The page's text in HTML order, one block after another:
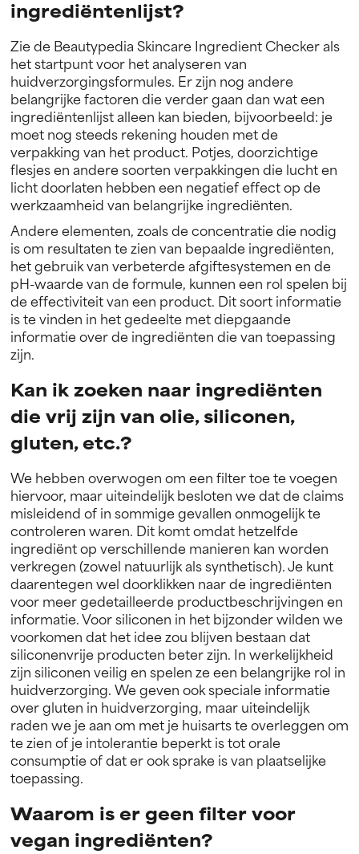
ingrediëntenlijst?
Zie de Beautypedia Skincare Ingredient Checker als
het startpunt voor het analyseren van
huidverzorgingsformules. Er zijn nog andere
belangrijke factoren die verder gaan dan wat een
ingrediëntenlijst alleen kan bieden, bijvoorbeeld: je
moet nog steeds rekening houden met de
verpakking van het product. Potjes, doorzichtige
flesjes en andere soorten verpakkingen die lucht en
licht doorlaten hebben een negatief effect op de
werkzaamheid van belangrijke ingrediënten.
Andere elementen, zoals de concentratie die nodig
is om resultaten te zien van bepaalde ingrediënten,
het gebruik van verbeterde afgiftesystemen en de
pH-waarde van de formule, kunnen een rol spelen bij
de effectiviteit van een product. Dit soort informatie
is te vinden in het gedeelte met diepgaande
informatie over de ingrediënten die van toepassing
zijn.
Kan ik zoeken naar ingrediënten
die vrij zijn van olie, siliconen,
gluten, etc.?
We hebben overwogen om een filter toe te voegen
hiervoor, maar uiteindelijk besloten we dat de claims
misleidend of in sommige gevallen onmogelijk te
controleren waren. Dit komt omdat hetzelfde
ingrediënt op verschillende manieren kan worden
verkregen (zowel natuurlijk als synthetisch). Je kunt
daarentegen wel doorklikken naar de ingrediënten
voor meer gedetailleerde productbeschrijvingen en
informatie. Voor siliconen in het bijzonder wilden we
voorkomen dat het idee zou blijven bestaan dat
siliconenvrije producten beter zijn. In werkelijkheid
zijn siliconen veilig en spelen ze een belangrijke rol in
huidverzorging. We geven ook speciale informatie
over gluten in huidverzorging, maar uiteindelijk
raden we je aan om met je huisarts te overleggen om
te zien of je intolerantie beperkt is tot orale
consumptie of dat er ook sprake is van plaatselijke
toepassing.
Waarom is er geen filter voor
vegan ingrediënten?